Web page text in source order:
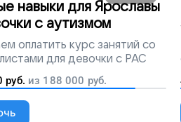
навыки для Ярославы
с аутизмом
оплатить курс занятий со
для девочки с РАС
руб. из 188 000 руб.